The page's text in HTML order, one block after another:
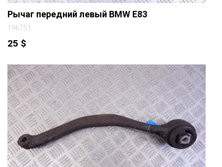
Рычаг передний левый BMW E83
196751
25 $